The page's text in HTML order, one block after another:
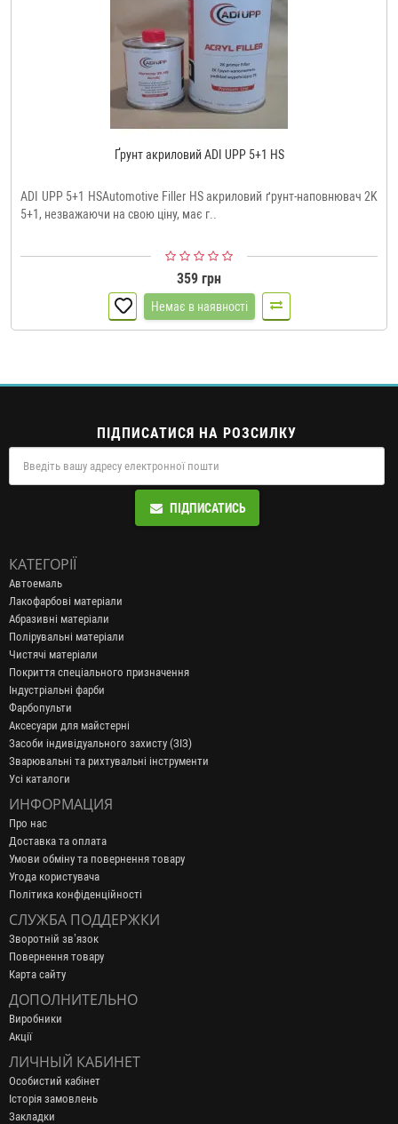
Ґрунт акриловий ADI UPP 5+1 HS
ADI UPP 5+1 HSAutomotive Filler HS акриловий ґрунт-наповнювач 2K
5+1, незважаючи на свою ціну, має г..
359 грн
Немає в наявності
ПІДПИСАТИСЯ НА РОЗСИЛКУ
ПІДПИСАТИСЬ
КАТЕГОРІЇ
Автоемаль
Лакофарбові матеріали
Абразивні матеріали
Полірувальні матеріали
Чистячі матеріали
Покриття спеціального призначення
Індустріальні фарби
Фарбопульти
Аксесуари для майстерні
Засоби індивідуального захисту (ЗІЗ)
Зварювальні та рихтувальні інструменти
Усі каталоги
ИНФОРМАЦИЯ
Про нас
Доставка та оплата
Умови обміну та повернення товару
Угода користувача
Політика конфіденційності
СЛУЖБА ПОДДЕРЖКИ
Зворотній зв’язок
Повернення товару
Карта сайту
ДОПОЛНИТЕЛЬНО
Виробники
Акції
ЛИЧНЫЙ КАБИНЕТ
Особистий кабінет
Історія замовлень
Закладки